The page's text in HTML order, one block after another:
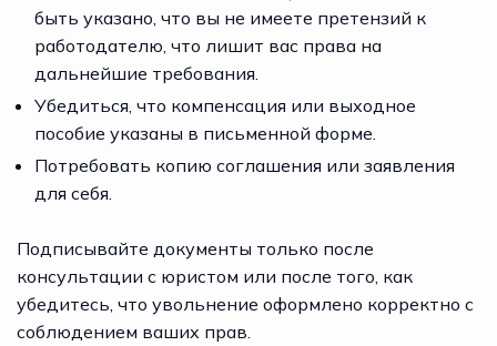
быть указано, что вы не имеете претензий к
работодателю, что лишит вас права на
дальнейшие требования.
Убедиться, что компенсация или выходное
пособие указаны в письменной форме.
Потребовать копию соглашения или заявления
для себя.
Подписывайте документы только после
консультации с юристом или после того, как
убедитесь, что увольнение оформлено корректно с
соблюдением ваших прав.